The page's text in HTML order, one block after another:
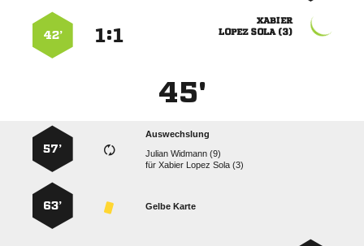

  
:
42’
45'
Auswechslung
  
für   
57’
Gelbe Karte
63’